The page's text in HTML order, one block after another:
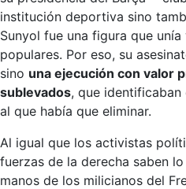
institución deportiva sino
Sunyol fue una figura que
populares. Por eso, su
sino una ejecución con valor
sublevados, que
al que había que eliminar.
Al igual que los activistas
fuerzas de la derecha saben
manos de los milicianos del